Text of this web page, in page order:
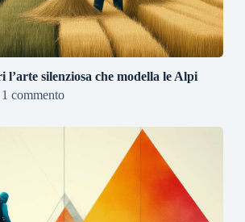
l’arte silenziosa che modella le Alpi
1 commento